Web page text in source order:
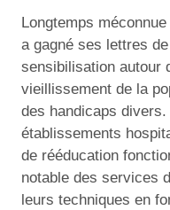
Longtemps
a gagné ses lettres
sensibilisation autour
vieillissement de la
des handicaps
établissements
de rééducation
notable des services
leurs techniques en